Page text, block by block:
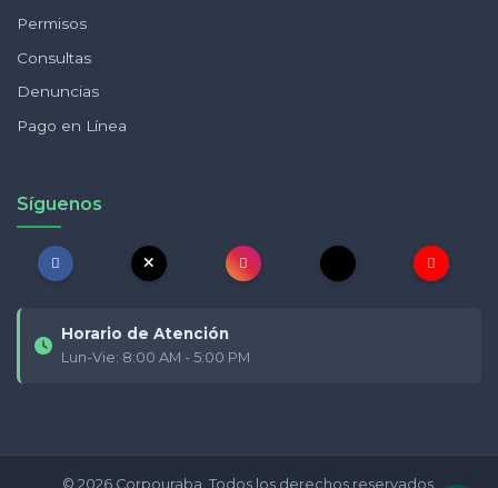
Permisos
Consultas
Denuncias
Pago en Línea
Síguenos
Horario de Atención
Lun-Vie: 8:00 AM - 5:00 PM
© 2026 Corpouraba. Todos los derechos reservados.